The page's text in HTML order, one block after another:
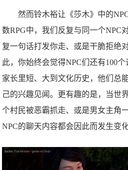
然而铃木裕让《莎木》中的
数RPG中，我们反复与同一个NPC
复一句话打发你走、或是干脆拒绝
此，你始终会觉得NPC们还有100
家长里短、大到文化历史，他们总
己的兴趣见闻。更有趣的是，当世
个村民被恶霸抓走、或是男女主角
NPC的聊天内容都会因此而发生变化